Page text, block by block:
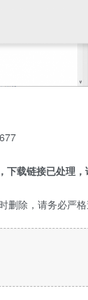
下载链接已处理
删除，请务必严格